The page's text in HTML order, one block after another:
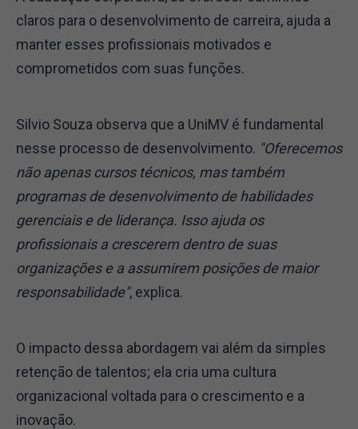
claros para o desenvolvimento de carreira, ajuda a
manter esses profissionais motivados e
comprometidos com suas funções.
Silvio Souza observa que a UniMV é fundamental
nesse processo de desenvolvimento. "Oferecemos
não apenas cursos técnicos, mas também
programas de desenvolvimento de habilidades
gerenciais e de liderança. Isso ajuda os
profissionais a crescerem dentro de suas
organizações e a assumirem posições de maior
responsabilidade", explica.
O impacto dessa abordagem vai além da simples
retenção de talentos; ela cria uma cultura
organizacional voltada para o crescimento e a
inovação.